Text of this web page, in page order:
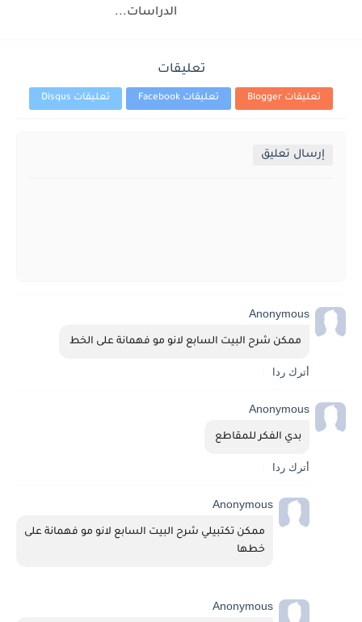
الدراسات...
تعليقات
تعليقات Blogger تعليقات Facebook تعليقات Disqus
إرسال تعليق
Anonymous
ممكن شرح البيت السابع لانو مو فهمانة على الخط
أترك ردا
Anonymous
بدي الفكر للمقاطع
أترك ردا
Anonymous
خطها
Anonymous